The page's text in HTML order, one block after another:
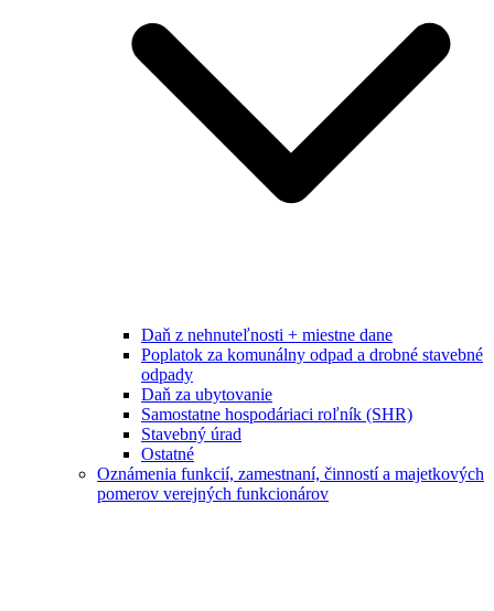
Daň z nehnuteľnosti + miestne dane
Poplatok za komunálny odpad a drobné stavebné
odpady
Daň za ubytovanie
Samostatne hospodáriaci roľník (SHR)
Stavebný úrad
Ostatné
Oznámenia funkcií, zamestnaní, činností a majetkových
pomerov verejných funkcionárov